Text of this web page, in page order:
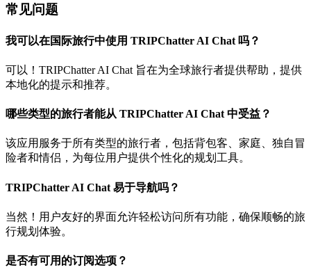
常见问题
我可以在国际旅行中使用 TRIPChatter AI Chat 吗？
可以！TRIPChatter AI Chat 旨在为全球旅行者提供帮助，提供
本地化的提示和推荐。
哪些类型的旅行者能从 TRIPChatter AI Chat 中受益？
该应用服务于所有类型的旅行者，包括背包客、家庭、独自冒
险者和情侣，为每位用户提供个性化的规划工具。
TRIPChatter AI Chat 易于导航吗？
当然！用户友好的界面允许轻松访问所有功能，确保顺畅的旅
行规划体验。
是否有可用的订阅选项？